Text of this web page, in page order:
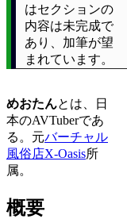
はセクションの
内容は未完成で
あり、加筆が望
まれています。
めおたんとは、日
本のAVTuberであ
る。元バーチャル
風俗店X-Oasis所
属。
概要